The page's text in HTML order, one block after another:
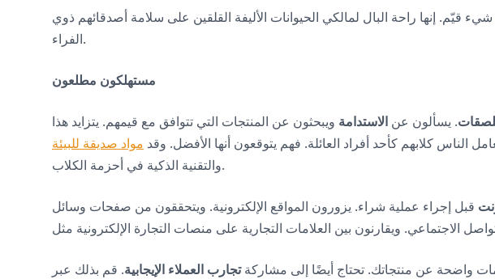
قيّم. إنها راحة البال لمالكي الحيوانات الأليفة القلقين على سلامة أصدقائهم ذوي
الفراء.
مستهلكون مطلعون
. يسألون عن الاستدامة ويبحثون عن المنتجات التي تتوافق مع قيمهم. يتزايد هذا
الناس كلابهم كأحد أفراد العائلة. فهم يتوقعون أنها الأفضل. وقد مواد صديقة للبيئة
والتقنية الذكية في أحزمة الكلاب.
قبل إجراء عملية شراء. يزورون المواقع الإلكترونية. ويتحققون من صفحات وسائل
واضحة عن منتجاتك. تحتاج أيضًا إلى مشاركةتجارب العملاء الإيجابية. قم بذلك عبر